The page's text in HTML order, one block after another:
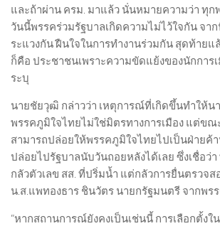
และถ้าผ่าน ครม. มาแล้ว นั่นหมายความว่า ทุก
วันนี้พรรคร่วมรัฐบาลเกิดความไม่ไว้ใจกัน จา
ระแวงกัน ฝืนใจในการทำงานร่วมกัน สุดท้ายแ
ก็คือ ประชาชนเพราะความขัดแย้งของนักการ
ระบุ
นายชัยวุฒิ กล่าวว่า เหตุการณ์ที่เกิดขึ้นทำให้
พรรคภูมิใจไทยไม่ใช่มิตรทางการเมือง แต่ขณ
สามารถปล่อยให้พรรคภูมิใจไทยไปเป็นฝ่ายค้า
ปล่อยไปรัฐบาลนับวันถอยหลังได้เลย ซึ่งเชื่อว่
กลัวตัวเลข สส. ที่ปริ่มน้ำ แต่กลัวการยื่นตรวจ
น.ส.แพทองธาร ชินวัตร นายกรัฐมนตรี จากพร
”หากสถานการณ์ยังคงเป็นเช่นนี้ การเลือกตั้งใ